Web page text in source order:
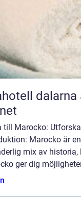
avkoppling med naturen runt
till Marocko:
Marocko är
mix av
ger dig